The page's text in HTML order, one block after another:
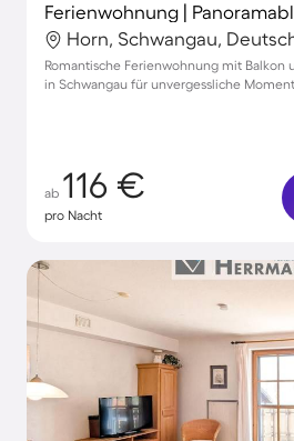
Ferienwohnung |
Horn, Schwangau,
Romantische Ferienwohnung mit Balkon
in Schwangau für unvergessliche
ab 116 €
pro Nacht